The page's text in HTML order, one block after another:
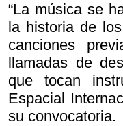
“La música se
la historia de
canciones
llamadas de
que tocan
Espacial
su convocatoria.